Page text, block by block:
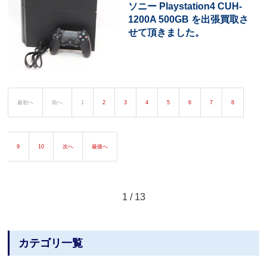
ソニー Playstation4 CUH-
1200A 500GB を出張買取さ
せて頂きました。
最初へ 前へ 1 2 3 4 5 6 7 8
9 10 次へ 最後へ
1 / 13
カテゴリ一覧